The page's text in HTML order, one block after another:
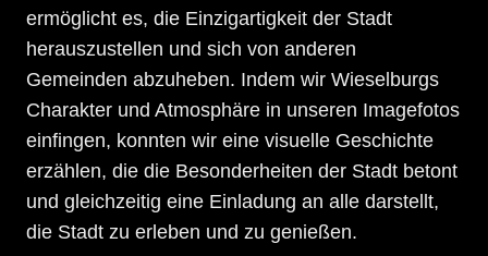
ermöglicht es, die Einzigartigkeit der Stadt
herauszustellen und sich von anderen
Gemeinden abzuheben. Indem wir Wieselburgs
Charakter und Atmosphäre in unseren Imagefotos
einfingen, konnten wir eine visuelle Geschichte
erzählen, die die Besonderheiten der Stadt betont
und gleichzeitig eine Einladung an alle darstellt,
die Stadt zu erleben und zu genießen.